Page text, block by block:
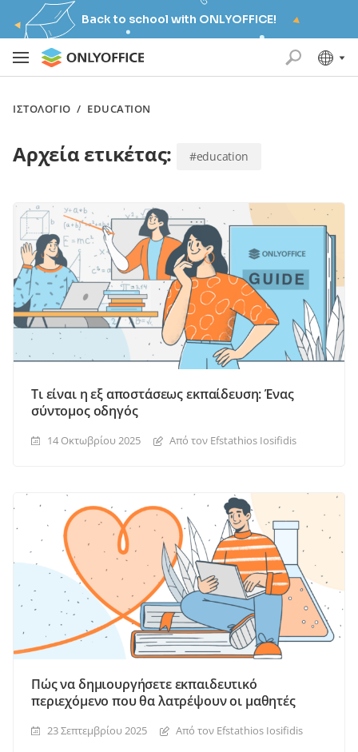
Back to school with ONLYOFFICE!
ΙΣΤΟΛΌΓΙΟ / EDUCATION
Αρχεία ετικέτας: #education
Τι είναι η εξ αποστάσεως εκπαίδευση: Ένας
σύντομος οδηγός
14 Οκτωβρίου 2025 Από τον Efstathios Iosifidis
Πώς να δημιουργήσετε εκπαιδευτικό
περιεχόμενο που θα λατρέψουν οι μαθητές
23 Σεπτεμβρίου 2025 Από τον Efstathios Iosifidis